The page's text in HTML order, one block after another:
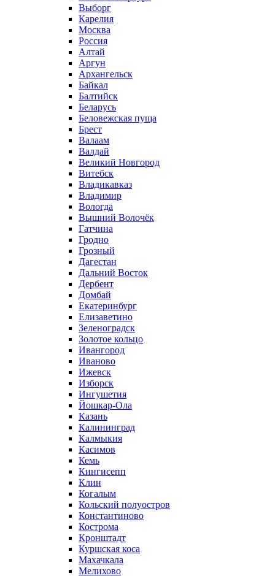
Выборг
Карелия
Москва
Россия
Алтай
Аргун
Архангельск
Байкал
Балтийск
Беларусь
Беловежская пуща
Брест
Валаам
Валдай
Великий Новгород
Витебск
Владикавказ
Владимир
Вологда
Вышний Волочёк
Гатчина
Гродно
Грозный
Дагестан
Дальний Восток
Дербент
Домбай
Екатеринбург
Елизаветино
Зеленоградск
Золотое кольцо
Ивангород
Иваново
Ижевск
Изборск
Ингушетия
Йошкар-Ола
Казань
Калининград
Калмыкия
Касимов
Кемь
Кингисепп
Клин
Когалым
Кольский полуостров
Константиново
Кострома
Кронштадт
Куршская коса
Махачкала
Мелихово